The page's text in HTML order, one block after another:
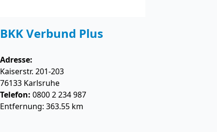
BKK Verbund Plus
Adresse:
Kaiserstr. 201-203
76133 Karlsruhe
Telefon: 0800 2 234 987
Entfernung: 363.55 km